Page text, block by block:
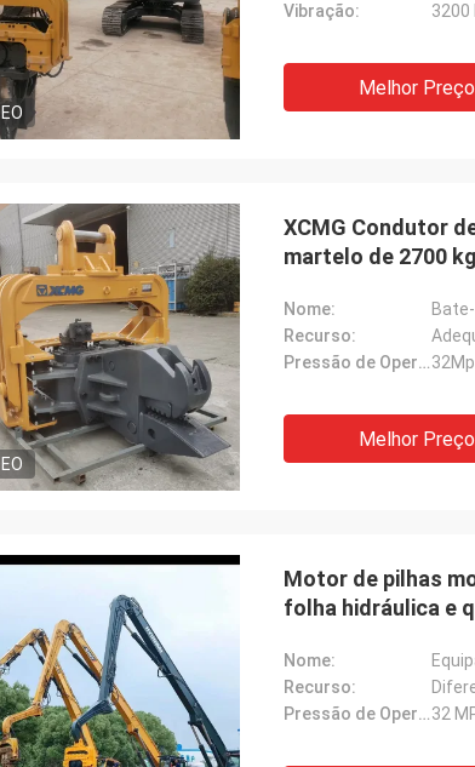
Vibração:
3200
Melhor Preço
XCMG Condutor
martelo de 2700
Nome:
Recurso:
Pressão de Operação:
Melhor Preço
Motor de pilhas
folha hidráulica e
Nome:
Recurso:
Pressão de Operação:32